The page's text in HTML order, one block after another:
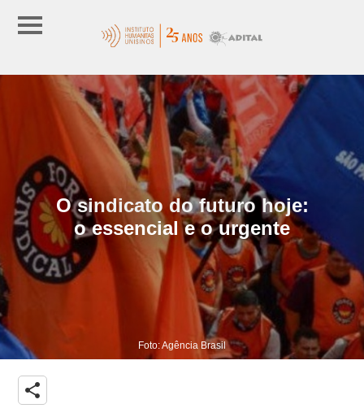
O sindicato do futuro hoje:
o essencial e o urgente
Foto: Agência Brasil
share